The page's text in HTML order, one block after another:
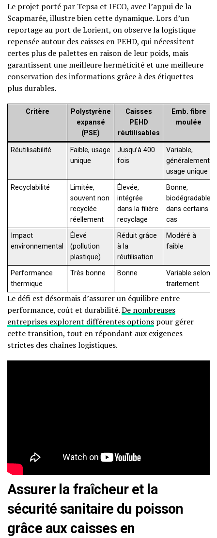
Le projet porté par Tepsa et IFCO, avec l’appui de la
Scapmarée, illustre bien cette dynamique. Lors d’un
reportage au port de Lorient, on observe la logistique
repensée autour des caisses en PEHD, qui nécessitent
certes plus de palettes en raison de leur poids, mais
garantissent une meilleure herméticité et une meilleure
conservation des informations grâce à des étiquettes
plus durables.
Critère
Polystyrène
expansé
(PSE)
Caisses
PEHD
réutilisables
Emb. fibre
moulée
Réutilisabilité
Faible, usage
unique
Jusqu’à 400
fois
Variable,
généralement
usage unique
Recyclabilité
Limitée,
souvent non
recyclée
réellement
Élevée,
intégrée
dans la filière
recyclage
Bonne,
biodégradable
dans certains
cas
Impact
environnemental
Élevé
(pollution
plastique)
Réduit grâce
à la
réutilisation
Modéré à
faible
Performance
thermique
Très bonne Bonne
Variable selon
traitement
Le défi est désormais d’assurer un équilibre entre
performance, coût et durabilité.De nombreuses
entreprises explorent différentes options pour gérer
cette transition, tout en répondant aux exigences
strictes des chaînes logistiques.
Assurer la fraîcheur et la
sécurité sanitaire du poisson
grâce aux caisses en